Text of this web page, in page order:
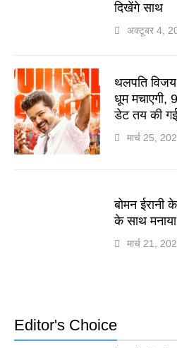
दिखेंगे साथ
अक्टूबर 4,
थलपति
धूम मचाएगी,
डेट तय की
मार्च 25,
बोमन ईरानी
के साथ
मार्च 21,
Editor's Choice